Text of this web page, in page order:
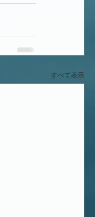
すべて表示